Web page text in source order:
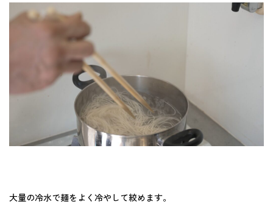
大量の冷水で麺をよく冷やして絞めます。